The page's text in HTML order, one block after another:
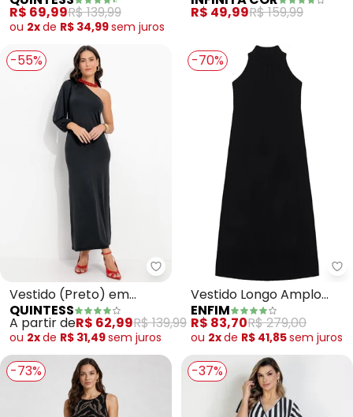
Onça)
R$ 69,99R$ 139,99
ou 2xde R$ 34,99sem juros
(Preto)
R$ 49,99R$ 159,99
-55%
Quintess - Vestido (Preto) em
Vestido (Preto) em
Malha Fria
QUINTESS
A partir deR$ 62,99R$ 139,99
ou 2xde R$ 31,49sem juros
-70%
Vestido Longo Amplo
(Preto)
ENFIM
R$ 83,70R$ 279,00
ou 2xde R$ 41,85sem juros
-73% -37%